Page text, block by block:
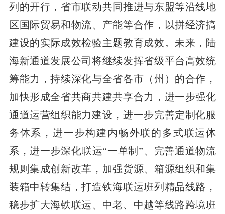
列的开行，省市联动共同推进与东盟等沿线地
区国际贸易和物流、产能等合作，以拼经济搞
建设的实际成效检验主题教育成效。未来，陆
海新通道发展公司将继续发挥省级平台高效统
筹能力，持续深化与全省各市（州）的合作，
加快形成全省共商共建共享合力，进一步强化
通道运营组织能力建设，进一步完善定制化服
务体系，进一步构建内畅外联的多式联运体
系，进一步深化联运“一单制”、完善通道物流
规则集成创新改革，加强货源、箱源组织和集
装箱中转集结，打造铁海联运班列精品线路，
稳步扩大海铁联运、中老、中越等线路跨境班